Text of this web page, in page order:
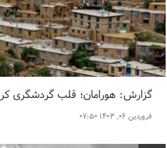
گزارش: هورامان؛ قلب گردشگری
فروردین ۰۶, ۱۴۰۳ ۰۷:۵۰